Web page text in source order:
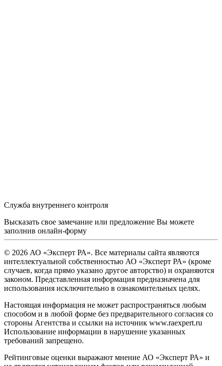
Служба внутреннего контроля
Высказать свое замечание или предложение Вы можете
заполнив онлайн-форму
© 2026 АО «Эксперт РА». Все материалы сайта являются
интеллектуальной собственностью АО «Эксперт РА» (кроме
случаев, когда прямо указано другое авторство) и охраняются
законом. Представленная информация предназначена для
использования исключительно в ознакомительных целях.
Настоящая информация не может распространяться любым
способом и в любой форме без предварительного согласия со
стороны Агентства и ссылки на источник www.raexpert.ru
Использование информации в нарушение указанных
требований запрещено.
Рейтинговые оценки выражают мнение АО «Эксперт РА» и